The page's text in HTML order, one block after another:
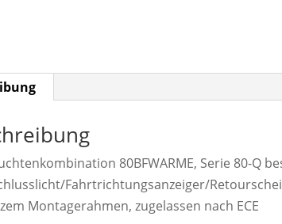
80BFWARME, Serie 80-Q
Fahrtrichtungsanzeiger/
Montagerahmen, zugelassen nach ECE